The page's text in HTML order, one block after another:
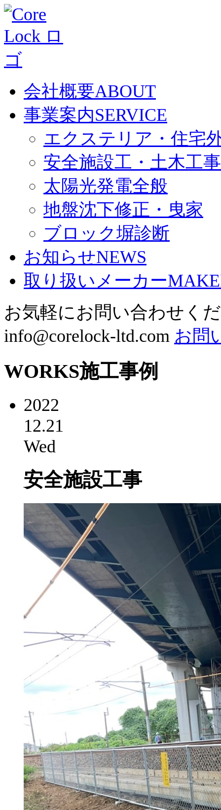
会社概要ABOUT
事業案内SERVICE
エクステリア・住宅
安全施設工・土木工事
太陽光発電全般
地盤沈下修正・曳家
ブロック塀診断
お知らせNEWS
取り扱いメーカー
お気軽にお問い合わせく
info@corelock-ltd.com お問
WORKS施工事例
2022
12.21
Wed
安全施設工事